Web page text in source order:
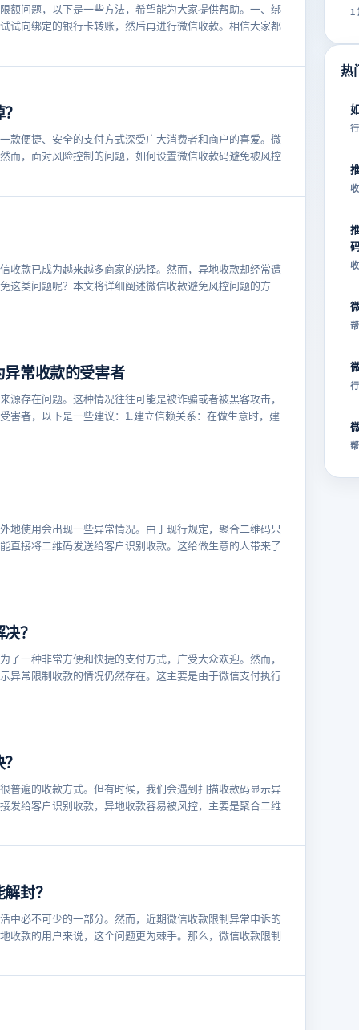
额问题，以下是一些方法，希望能为大家提供帮助。一、绑
试向绑定的银行卡转账，然后再进行微信收款。相信大家都
款便捷、安全的支付方式深受广大消费者和商户的喜爱。微
而，面对风险控制的问题，如何设置微信收款码避免被风控
收款已成为越来越多商家的选择。然而，异地收款却经常遭
这类问题呢？本文将详细阐述微信收款避免风控问题的方
常收款的受害者
源存在问题。这种情况往往可能是被诈骗或者被黑客攻击，
害者，以下是一些建议：1.建立信赖关系：在做生意时，建
地使用会出现一些异常情况。由于现行规定，聚合二维码只
直接将二维码发送给客户识别收款。这给做生意的人带来了
？
了一种非常方便和快捷的支付方式，广受大众欢迎。然而，
异常限制收款的情况仍然存在。这主要是由于微信支付执行
普遍的收款方式。但有时候，我们会遇到扫描收款码显示异
发给客户识别收款，异地收款容易被风控，主要是聚合二维
封？
中必不可少的一部分。然而，近期微信收款限制异常申诉的
收款的用户来说，这个问题更为棘手。那么，微信收款限制
1
热